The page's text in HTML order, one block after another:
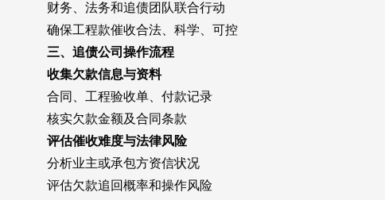
财务、法务和追债团队联合行动
确保工程款催收合法、科学、可控
三、追债公司操作流程
收集欠款信息与资料
合同、工程验收单、付款记录
核实欠款金额及合同条款
评估催收难度与法律风险
分析业主或承包方资信状况
评估欠款追回概率和操作风险